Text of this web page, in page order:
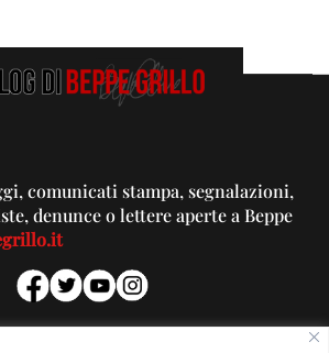
comunicati stampa, segnalazioni,
denunce o lettere aperte a Beppe